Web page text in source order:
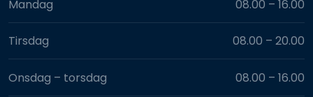
Mandag 08.00 – 16.00​
Tirsdag 08.00 – 20.00​
Onsdag – torsdag 08.00 – 16.00​